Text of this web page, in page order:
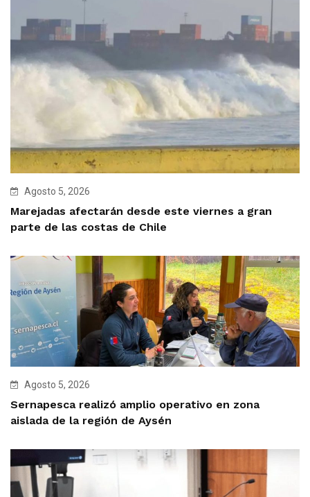
Agosto 5, 2026
Marejadas afectarán desde este viernes a gran
parte de las costas de Chile
Agosto 5, 2026
Sernapesca realizó amplio operativo en zona
aislada de la región de Aysén